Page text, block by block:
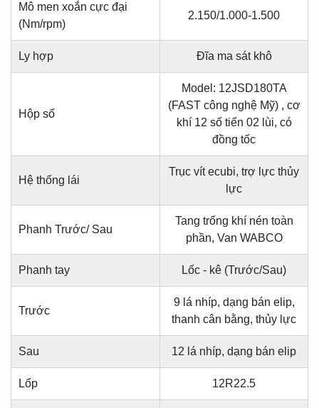
Mô men xoắn cực đại
(Nm/rpm)
2.150/1.000-1.500
Ly hợp Đĩa ma sát khô
Hộp số
Model: 12JSD180TA
(FAST công nghệ Mỹ) , cơ
khí 12 số tiến 02 lùi, có
đồng tốc
Hệ thống lái
Trục vít ecubi, trợ lực thủy
lực
Phanh Trước/ Sau
Tang trống khí nén toàn
phần, Van WABCO
Phanh tay Lốc - kê (Trước/Sau)
Trước
9 lá nhíp, dạng bán elip,
thanh cân bằng, thủy lực
Sau 12 lá nhíp, dạng bán elip
Lốp 12R22.5